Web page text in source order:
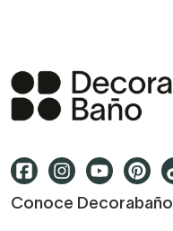
Conoce Decorabaño